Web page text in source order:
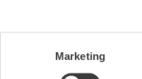
Marketing
&